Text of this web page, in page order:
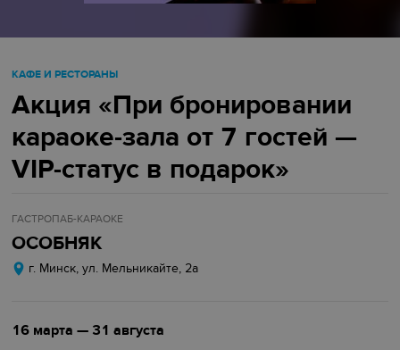
КАФЕ И РЕСТОРАНЫ
Акция «При бронировании
караоке-зала от 7 гостей —
VIP-статус в подарок»
ГАСТРОПАБ-КАРАОКЕ
ОСОБНЯК
г. Минск, ул. Мельникайте, 2а
16 марта — 31 августа